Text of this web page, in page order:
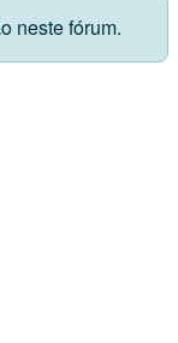
neste fórum.